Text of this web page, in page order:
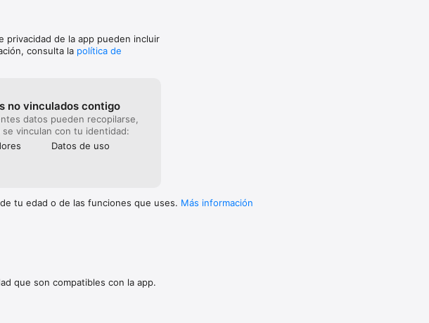
y el que no hizo knock
del otro
valor. En caso de igual valor
jugador que gana la mano
reglas del juego para
privacidad de la app pueden incluir
consulta la política de
no vinculados contigo
datos pueden recopilarse,
se vinculan con tu identidad:
Datos de uso
tu edad o de las funciones que uses. Más información
que son compatibles con la app.